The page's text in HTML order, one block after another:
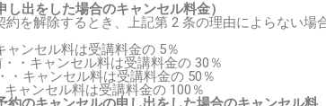
出をした場合のキャンセル料金）
を解除するとき、上記第 2 条の理由によらない
ャンセル料は受講料金の 5％
・キャンセル料は受講料金の 30％
・キャンセル料は受講料金の 50％
キャンセル料は受講料金の 100％